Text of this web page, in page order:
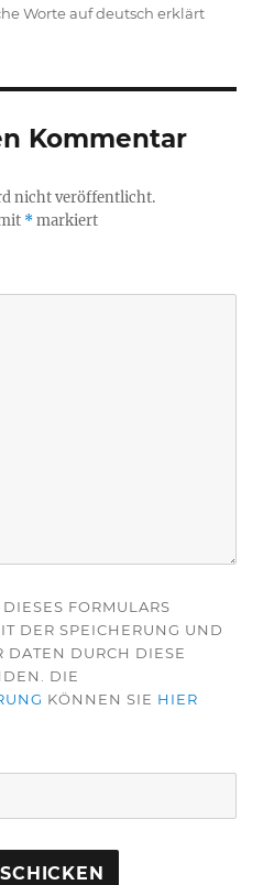
am
Worte auf deutsch erklärt
Kommentar
nicht veröffentlicht.
*markiert
FORMULARS
DER SPEICHERUNG UND
DATEN DURCH DIESE
DIE
KÖNNEN SIE HIER